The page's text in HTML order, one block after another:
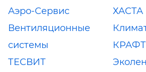
Аэро-Сервис
ХАСТА
Вентиляционные
системы
ТЕСВИТ